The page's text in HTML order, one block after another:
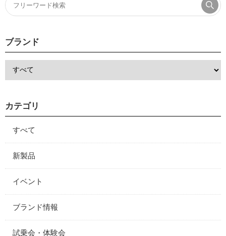
ブランド
カテゴリ
すべて
新製品
イベント
ブランド情報
試乗会・体験会